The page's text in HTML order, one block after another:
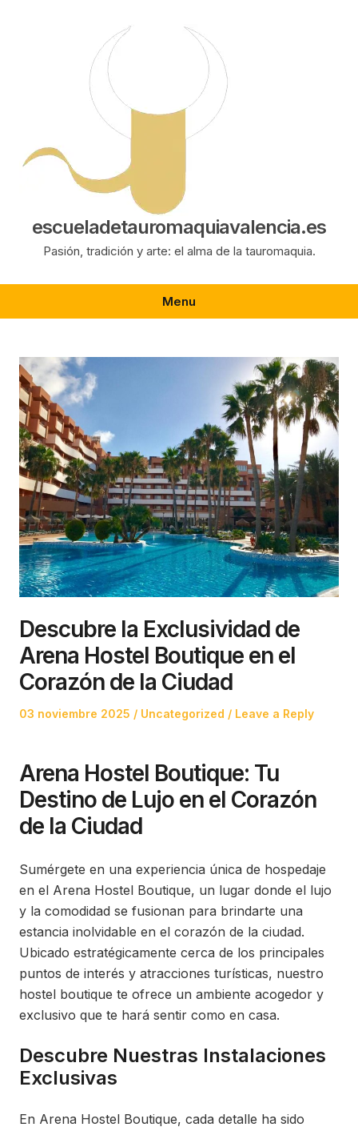
escueladetauromaquiavalencia.es
Pasión, tradición y arte: el alma de la tauromaquia.
Menu
Descubre la Exclusividad de
Arena Hostel Boutique en el
Corazón de la Ciudad
Posted
03 noviembre 2025
Posted
Uncategorized Leave a Reply
Arena Hostel Boutique: Tu
Destino de Lujo en el Corazón
de la Ciudad
Sumérgete en una experiencia única de hospedaje
en el Arena Hostel Boutique, un lugar donde el lujo
y la comodidad se fusionan para brindarte una
estancia inolvidable en el corazón de la ciudad.
Ubicado estratégicamente cerca de los principales
puntos de interés y atracciones turísticas, nuestro
hostel boutique te ofrece un ambiente acogedor y
exclusivo que te hará sentir como en casa.
Descubre Nuestras Instalaciones
Exclusivas
En Arena Hostel Boutique, cada detalle ha sido